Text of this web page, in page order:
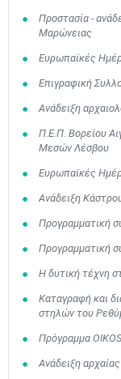
Προστασία -
Μαρώνειας
Ευρωπαϊκές
Επιγραφική
Ανάδειξη
Π.Ε.Π. Βορείου
Μεσών Λέσβου
Ευρωπαϊκές
Ανάδειξη
Προγραμματική
Προγραμματική
Η δυτική τέχνη
Καταγραφή και
στηλών του
Πρόγραμμα ΟΙΚΟS
Ανάδειξη